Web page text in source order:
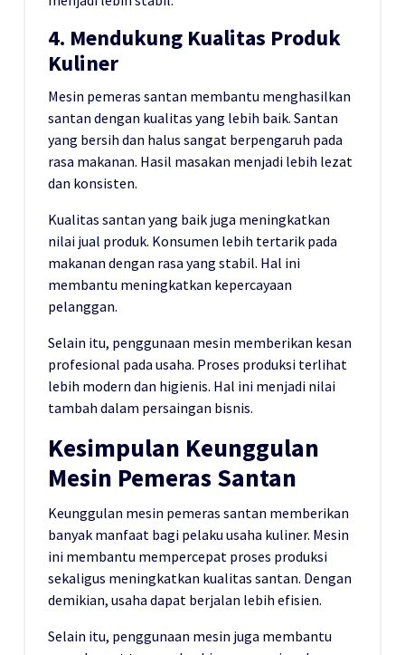
4. Mendukung Kualitas Produk
Kuliner
Mesin pemeras santan membantu menghasilkan
santan dengan kualitas yang lebih baik. Santan
yang bersih dan halus sangat berpengaruh pada
rasa makanan. Hasil masakan menjadi lebih lezat
dan konsisten.
Kualitas santan yang baik juga meningkatkan
nilai jual produk. Konsumen lebih tertarik pada
makanan dengan rasa yang stabil. Hal ini
membantu meningkatkan kepercayaan
pelanggan.
Selain itu, penggunaan mesin memberikan kesan
profesional pada usaha. Proses produksi terlihat
lebih modern dan higienis. Hal ini menjadi nilai
tambah dalam persaingan bisnis.
Kesimpulan Keunggulan
Mesin Pemeras Santan
Keunggulan mesin pemeras santan memberikan
banyak manfaat bagi pelaku usaha kuliner. Mesin
ini membantu mempercepat proses produksi
sekaligus meningkatkan kualitas santan. Dengan
demikian, usaha dapat berjalan lebih efisien.
Selain itu, penggunaan mesin juga membantu